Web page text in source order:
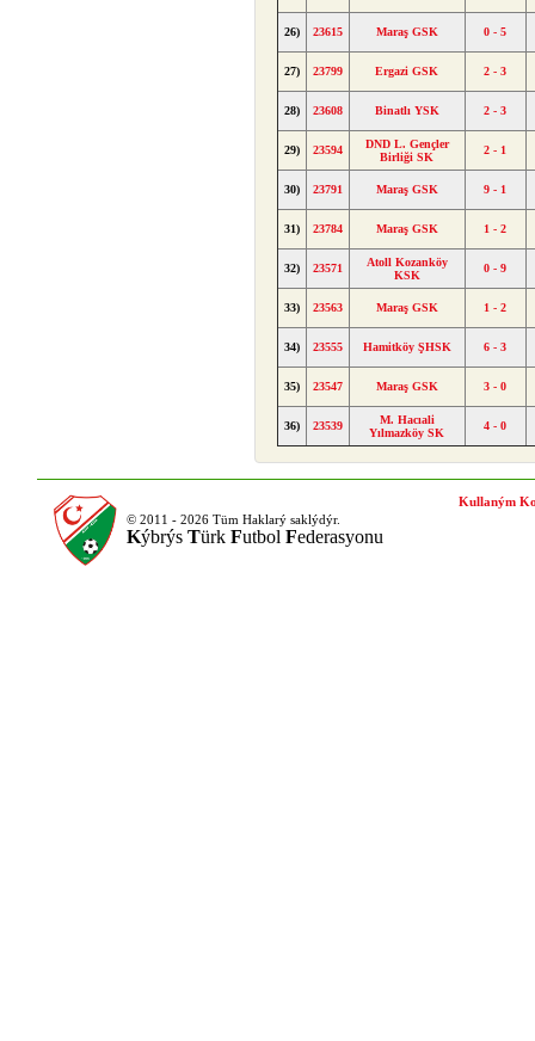
26) 23615 Maraş GSK 0 - 5
27) 23799 Ergazi GSK 2 - 3
28) 23608 Binatlı YSK 2 - 3
29) 23594
DND L. Gençler
Birliği SK
2 - 1
30) 23791 Maraş GSK 9 - 1
31) 23784 Maraş GSK 1 - 2
32) 23571
Atoll Kozanköy
KSK
0 - 9
33) 23563 Maraş GSK 1 - 2
34) 23555 Hamitköy ŞHSK 6 - 3
35) 23547 Maraş GSK 3 - 0
36) 23539
M. Hacıali
Yılmazköy SK
4 - 0
© 2011 - 2026 Tüm Haklarý saklýdýr.
Kýbrýs Türk Futbol Federasyonu
Kullaným